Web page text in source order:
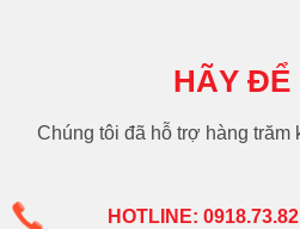
HÃY ĐỂ
Chúng tôi đã hỗ trợ hàng trăm
HOTLINE: